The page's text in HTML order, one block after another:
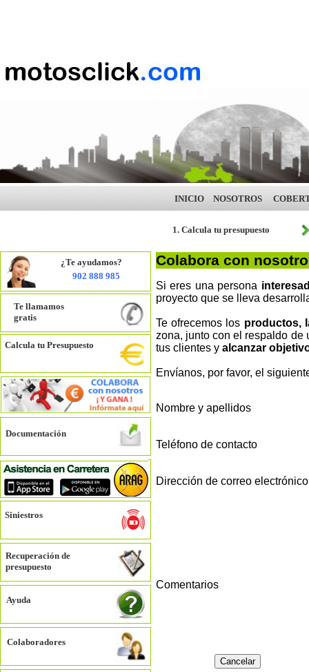
1. Calcula tu presupuesto
902 888 985
¿Te ayudamos?
Documentación
Recuperación de
presupuesto
Te llamamos
gratis
Colaboradores
Ayuda
Siniestros
Calcula tu Presupuesto
INICIO NOSOTROS
Colabora con
Si eres una persona
proyecto que se lleva
Te ofrecemos los productos,
zona, junto con el respaldo de
tus clientes y alcanzar
Envíanos, por favor, el
Nombre y apellidos
Teléfono de contacto
Dirección de correo electrónico
Comentarios